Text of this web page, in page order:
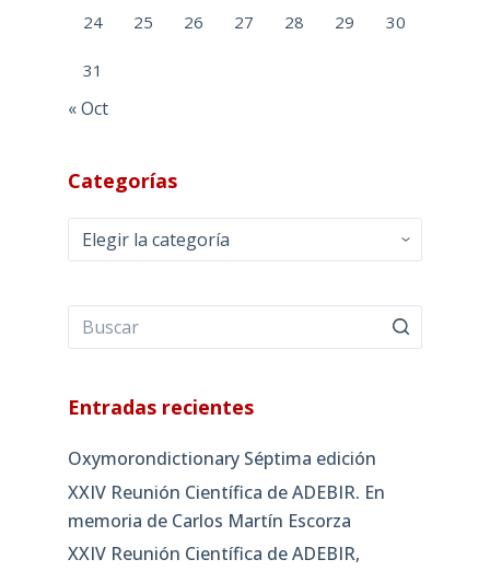
24 25 26 27 28 29 30
31
« Oct
Categorías
Categorías
Entradas recientes
Oxymorondictionary Séptima edición
XXIV Reunión Científica de ADEBIR. En
memoria de Carlos Martín Escorza
XXIV Reunión Científica de ADEBIR,